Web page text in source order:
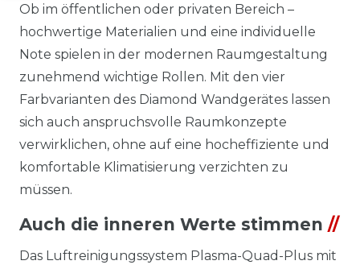
Ob im öffentlichen oder privaten Bereich –
hochwertige Materialien und eine individuelle
Note spielen in der modernen Raumgestaltung
zunehmend wichtige Rollen. Mit den vier
Farbvarianten des Diamond Wandgerätes lassen
sich auch anspruchsvolle Raumkonzepte
verwirklichen, ohne auf eine hocheffiziente und
komfortable Klimatisierung verzichten zu
müssen.
Auch die inneren Werte stimmen //
Das Luftreinigungssystem Plasma-Quad-Plus mit